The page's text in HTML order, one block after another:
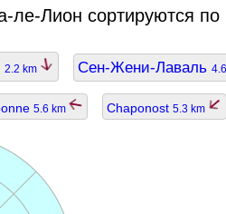
ле-Лион сортируются по
2.2 km Сен-Жени-Лаваль
5.6 km Chaponost 5.3 km